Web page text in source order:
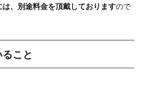
、別途料金を頂戴しておりますので
こと